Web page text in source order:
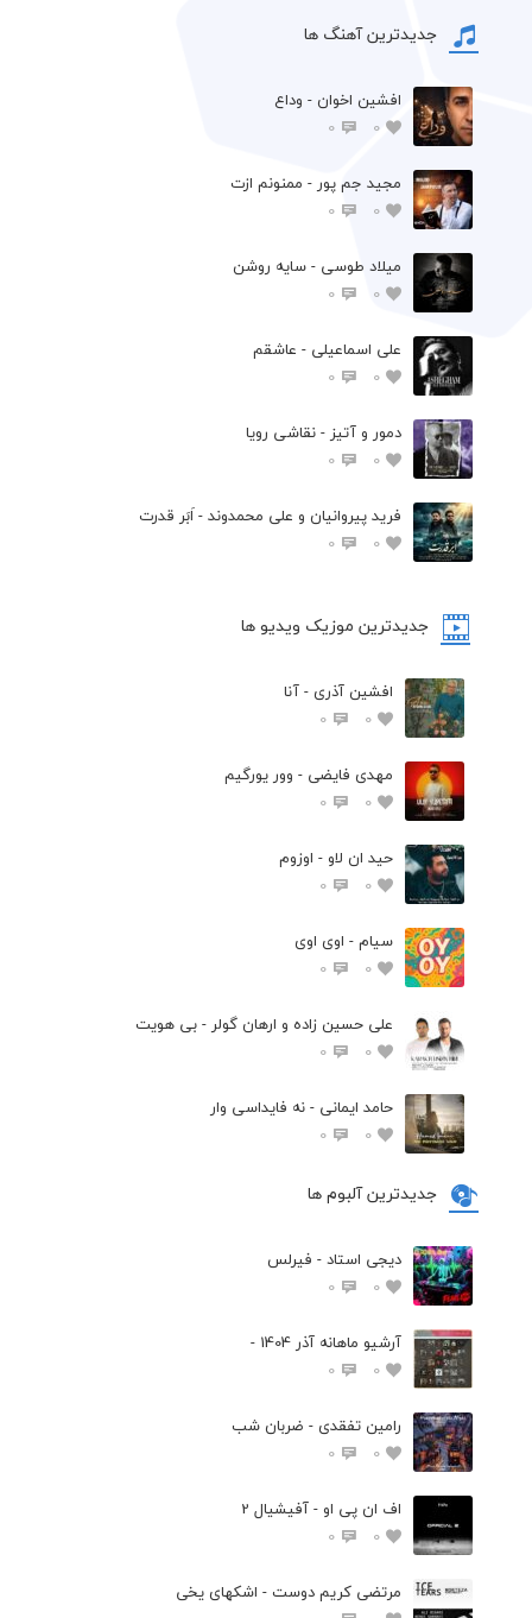
جدیدترین آهنگ ها
افشين اخوان - وداع
0
0
مجید جم پور - ممنونم ازت
0
0
میلاد طوسی - سایه روشن
0
0
علی اسماعیلی - عاشقم
0
0
دمور و آتیز - نقاشی رویا
0
0
فرید پیروانیان و علی محمدوند - اَبَر قدرت
0
0
جدیدترین موزیک ویدیو ها
افشین آذری - آنا
0
0
مهدی فایضی - وور یورگیم
0
0
حید ان لاو - اوزوم
0
0
سیام - اوی اوی
0
0
علی حسین زاده و ارهان گولر - بی هویت
0
0
حامد ایمانی - نه فایداسی وار
0
0
جدیدترین آلبوم ها
دیجی استاد - فیرلس
0
0
آرشیو ماهانه آذر 1404 -
0
0
رامین تفقدی - ضربان شب
0
0
اف ان پی او - آفیشیال 2
0
0
مرتضی کریم دوست - اشکهای یخی